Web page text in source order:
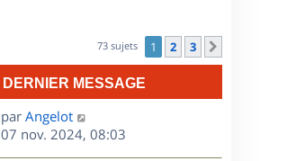
73 sujets 1 2 3
DERNIER MESSAGE
D
e
par Angelot
07 nov. 2024, 08:03